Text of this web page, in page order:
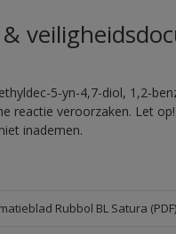
5-yn-4,7-diol, 1,2-
reactie veroorzaken. Let
inademen.
Rubbol BL Satura (PDF)